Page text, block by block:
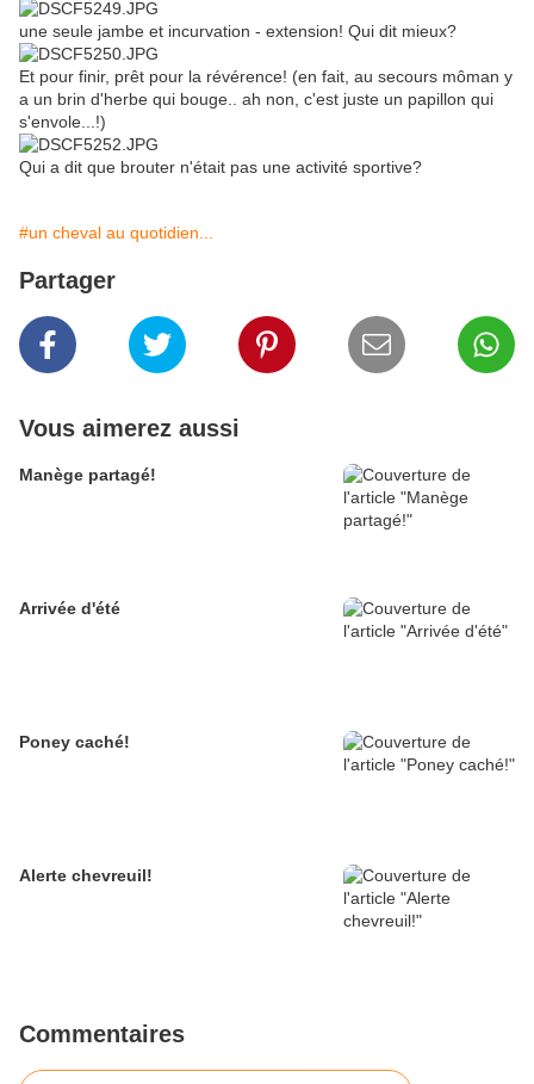
une seule jambe et incurvation - extension! Qui dit mieux?
Et pour finir, prêt pour la révérence! (en fait, au secours môman y
a un brin d'herbe qui bouge.. ah non, c'est juste un papillon qui
s'envole...!)
Qui a dit que brouter n'était pas une activité sportive?
#un cheval au quotidien...
Partager
Vous aimerez aussi
Manège partagé!
Arrivée d'été
Poney caché!
Alerte chevreuil!
Commentaires